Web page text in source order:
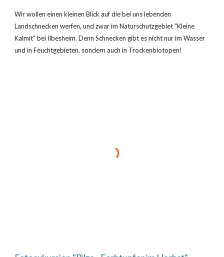
Wir wollen einen kleinen Blick auf die bei uns lebenden
Landschnecken werfen, und zwar im Naturschutzgebiet "Kleine
Kalmit" bei Ilbesheim. Denn Schnecken gibt es nicht nur im Wasser
und in Feuchtgebieten, sondern auch in Trockenbiotopen!